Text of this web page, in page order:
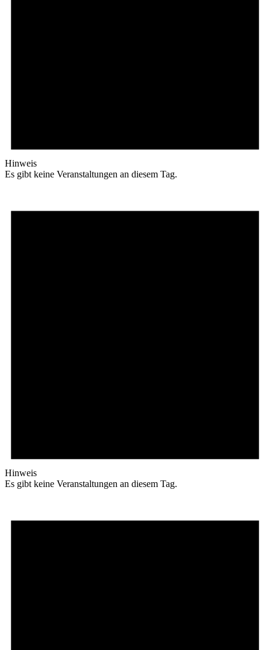
Hinweis
Es gibt keine Veranstaltungen an diesem Tag.
Hinweis
Es gibt keine Veranstaltungen an diesem Tag.